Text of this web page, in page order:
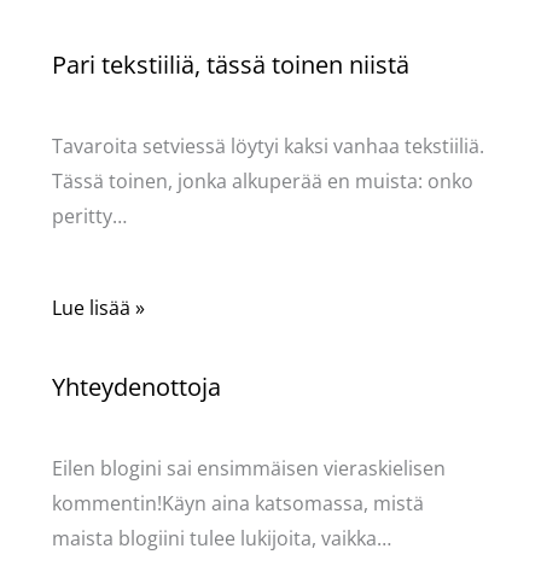
Pari tekstiiliä, tässä toinen niistä
Tavaroita setviessä löytyi kaksi vanhaa tekstiiliä.
Tässä toinen, jonka alkuperää en muista: onko
peritty…
Lue lisää »
Yhteydenottoja
Eilen blogini sai ensimmäisen vieraskielisen
kommentin!Käyn aina katsomassa, mistä
maista blogiini tulee lukijoita, vaikka…